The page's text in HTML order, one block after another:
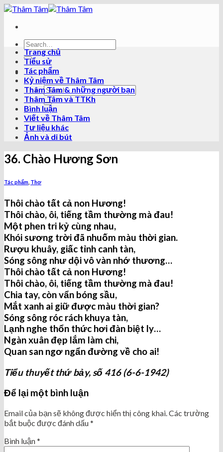
Skip
content
Trang chủ
Tiểu sử
Tác phẩm
Kỷ niệm về Thâm Tâm
Thâm Tâm & những người bạn
Thâm Tâm và TTKh
Bình luận
Viết về Thâm Tâm
Tư liệu khác
Ảnh và di bút
36. Chào Hương Sơn
Tác phẩm Thơ
Thôi chào tất cả non Hương!
Thôi chào, ôi, tiếng tầm thường mà đau!
Một phen tri kỷ cùng nhau,
Khói sương trời đã nhuốm màu thời gian.
Rượu khuây, giấc tỉnh canh tàn,
Sóng sông như dội vô vàn nhớ thương…
Thôi chào tất cả non Hương!
Thôi chào, ôi, tiếng tầm thường mà đau!
Chia tay, còn vẩn bóng sầu,
Mắt xanh ai giữ được màu thời gian?
Sóng sông róc rách khuya tàn,
Lạnh nghe thổn thức hơi đàn biệt ly…
Ngàn xuân đẹp lắm làm chi,
Quan san ngơ ngẩn đường về cho ai!
Tiểu thuyết thứ bảy, số 416 (6-6-1942)
Để lại một bình luận
Email của bạn sẽ không được hiển thị công khai.Các trường
bắt buộc được đánh dấu*
Bình luận*